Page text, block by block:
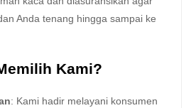
Anda tenang hingga sampai ke
Kami?
: Kami hadir melayani konsumen